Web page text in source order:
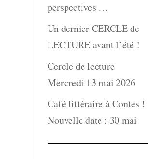
perspectives …
Un dernier CERCLE de
LECTURE avant l’été !
Cercle de lecture
Mercredi 13 mai 2026
Café littéraire à Contes !
Nouvelle date : 30 mai